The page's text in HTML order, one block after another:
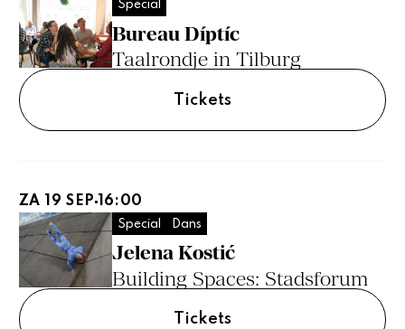
Bureau Díptíc
Taalrondje in Tilburg
Special
Tickets
Jelena Kostić
Building Spaces: Stadsforum
Special Dans
Tickets
ZA 19 SEP 16:00